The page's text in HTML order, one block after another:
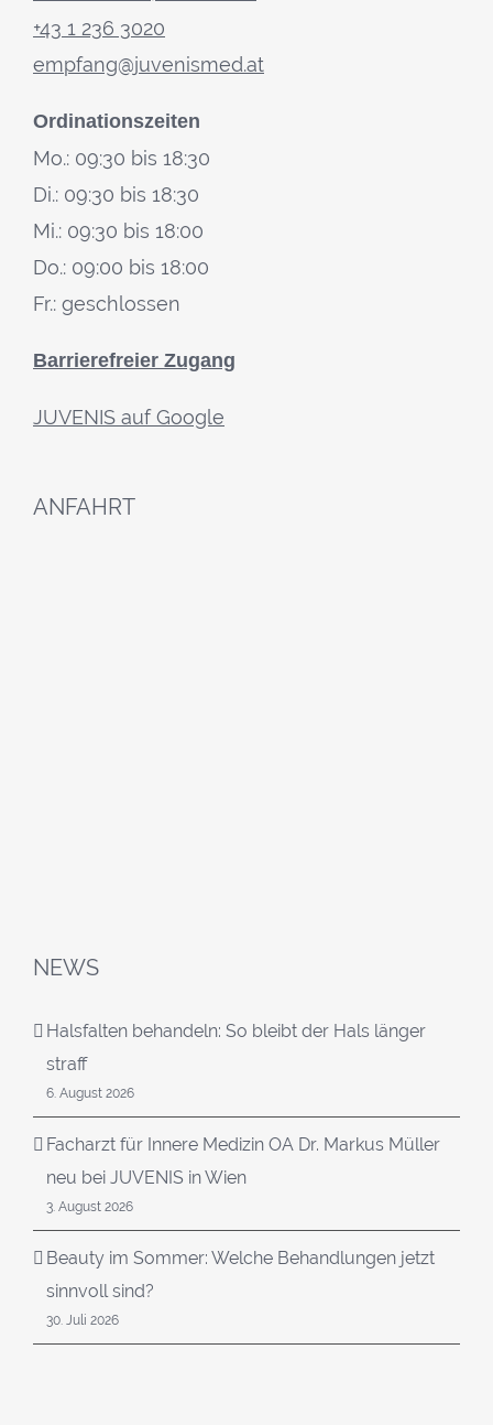
+43 1 236 3020
empfang@juvenismed.at
Ordinationszeiten
Mo.: 09:30 bis 18:30
Di.: 09:30 bis 18:30
Mi.: 09:30 bis 18:00
Do.: 09:00 bis 18:00
Fr.: geschlossen
Barrierefreier Zugang
JUVENIS auf Google
ANFAHRT
NEWS
Halsfalten behandeln: So bleibt der Hals länger
straff
6. August 2026
Facharzt für Innere Medizin OA Dr. Markus Müller
neu bei JUVENIS in Wien
3. August 2026
Beauty im Sommer: Welche Behandlungen jetzt
sinnvoll sind?
30. Juli 2026